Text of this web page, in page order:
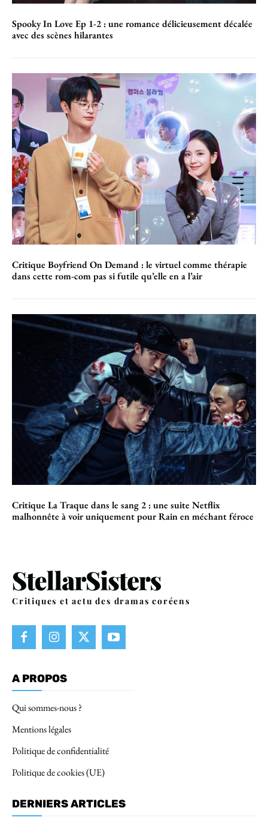
Spooky In Love Ep 1-2 : une romance délicieusement décalée
avec des scènes hilarantes
Critique Boyfriend On Demand : le virtuel comme thérapie
dans cette rom-com pas si futile qu’elle en a l’air
Critique La Traque dans le sang 2 : une suite Netflix
malhonnête à voir uniquement pour Rain en méchant féroce
Critiques et actu des dramas coréens
A PROPOS
Qui sommes-nous ?
Mentions légales
Politique de confidentialité
Politique de cookies (UE)
DERNIERS ARTICLES